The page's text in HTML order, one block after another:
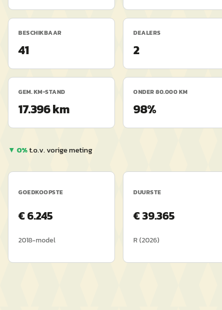
BESCHIKBAAR
41
DEALERS
2
GEM. KM-STAND
17.396 km
ONDER 80.000 KM
98%
▼ 0%t.o.v. vorige meting
GOEDKOOPSTE
€6.245
2018-model
DUURSTE
€39.365
R(2026)